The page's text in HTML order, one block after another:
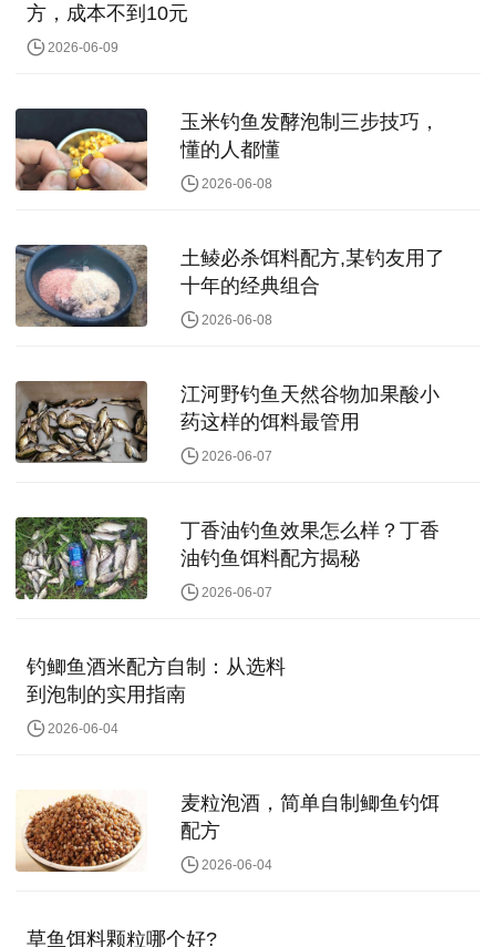
方，成本不到10元
2026-06-09
玉米钓鱼发酵泡制三步技巧，
懂的人都懂
2026-06-08
土鲮必杀饵料配方,某钓友用了
十年的经典组合
2026-06-08
江河野钓鱼天然谷物加果酸小
药这样的饵料最管用
2026-06-07
丁香油钓鱼效果怎么样？丁香
油钓鱼饵料配方揭秘
2026-06-07
钓鲫鱼酒米配方自制：从选料
到泡制的实用指南
2026-06-04
麦粒泡酒，简单自制鲫鱼钓饵
配方
2026-06-04
草鱼饵料颗粒哪个好?